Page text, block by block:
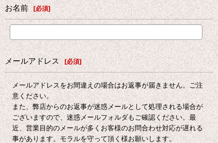
お名前 [必須]
メールアドレス [必須]
メールアドレスをお間違えの場合はお返事が届きません。ご注
意ください。
また、弊店からのお返事が迷惑メールとして処理される場合が
ございますので、迷惑メールフォルダもご確認ください。最
近、営業目的のメールが多くお客様のお問合わせ対応が遅れる
事があります。モラルを守って頂く様お願いします。